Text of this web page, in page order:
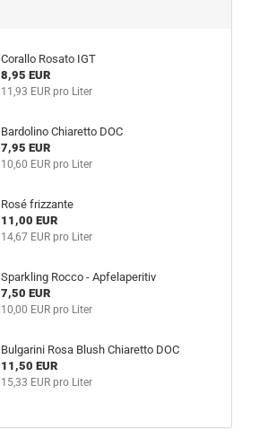
Co­ral­lo Ro­sa­to IGT
8,95 EUR
11,93 EUR pro Liter
Bar­do­li­no Chia­ret­to DOC
7,95 EUR
10,60 EUR pro Liter
Rosé friz­zan­te
11,00 EUR
14,67 EUR pro Liter
Spar­k­ling Rocco - Ap­fel­a­pe­ri­tiv
7,50 EUR
10,00 EUR pro Liter
Bul­ga­ri­ni Rosa Blush Chia­ret­to DOC
11,50 EUR
15,33 EUR pro Liter